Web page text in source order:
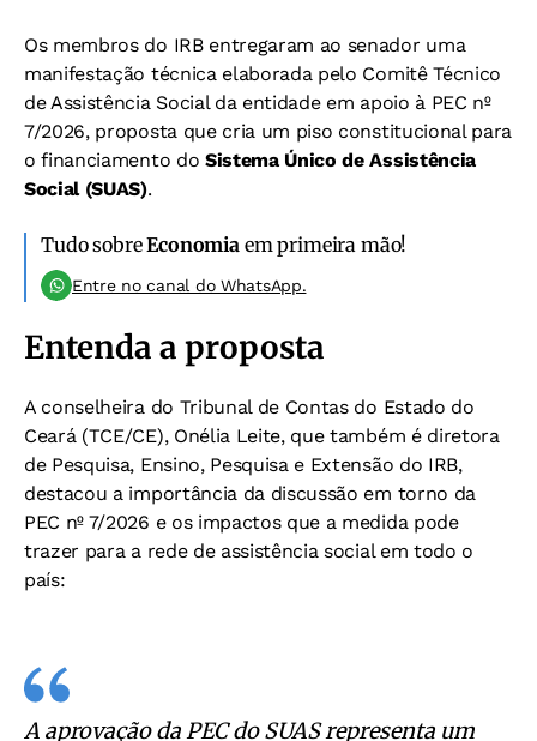
Os membros do IRB entregaram ao senador uma
manifestação técnica elaborada pelo Comitê Técnico
de Assistência Social da entidade em apoio à PEC nº
7/2026, proposta que cria um piso constitucional para
o financiamento do Sistema Único de Assistência
Social (SUAS).
Tudo sobreEconomiaem primeira mão!
Entre no canal do WhatsApp.
Entenda a proposta
A conselheira do Tribunal de Contas do Estado do
Ceará (TCE/CE), Onélia Leite, que também é diretora
de Pesquisa, Ensino, Pesquisa e Extensão do IRB,
destacou a importância da discussão em torno da
PEC nº 7/2026 e os impactos que a medida pode
trazer para a rede de assistência social em todo o
país:
A aprovação da PEC do SUAS representa um